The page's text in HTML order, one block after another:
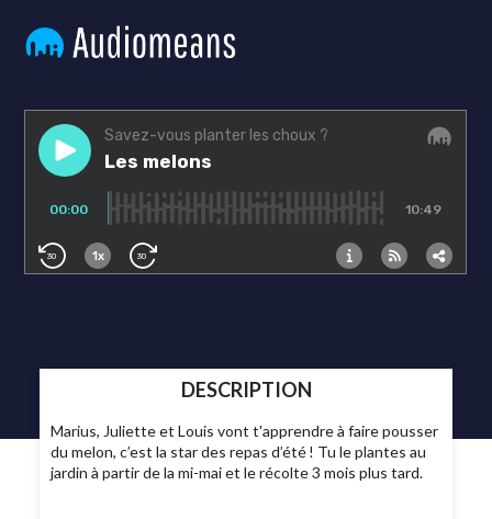
DESCRIPTION
Marius, Juliette et Louis vont t'apprendre à faire pousser
du melon, c’est la star des repas d’été ! Tu le plantes au
jardin à partir de la mi-mai et le récolte 3 mois plus tard.